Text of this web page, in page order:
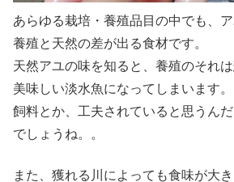
あらゆる栽培・養殖品目の中でも、
養殖と天然の差が出る食材です。
天然アユの味を知ると、養殖のそれ
美味しい淡水魚になってしまいます。
飼料とか、工夫されていると思うん
でしょうね。。
また、獲れる川によっても食味が大